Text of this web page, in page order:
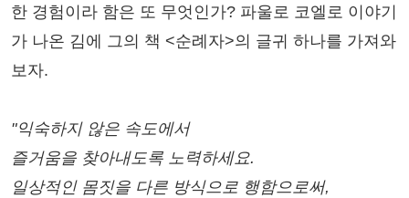
한 경험이라 함은 또 무엇인가? 파울로 코엘로 이야기
가 나온 김에 그의 책 <순례자>의 글귀 하나를 가져와
보자.
"익숙하지 않은 속도에서
즐거움을 찾아내도록 노력하세요.
일상적인 몸짓을 다른 방식으로 행함으로써,